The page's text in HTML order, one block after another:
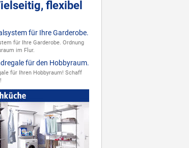
flexibel
für Ihre Garderobe. Ordnung
im Flur.
für Ihren Hobbyraum! Schaff